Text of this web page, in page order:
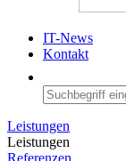
IT-News
Kontakt
Leistungen
Leistungen